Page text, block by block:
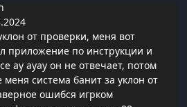
от проверки, меня вот
приложение по инструкции и
ау ауау он не отвечает, потом
система банит за уклон от
ошибся игрком